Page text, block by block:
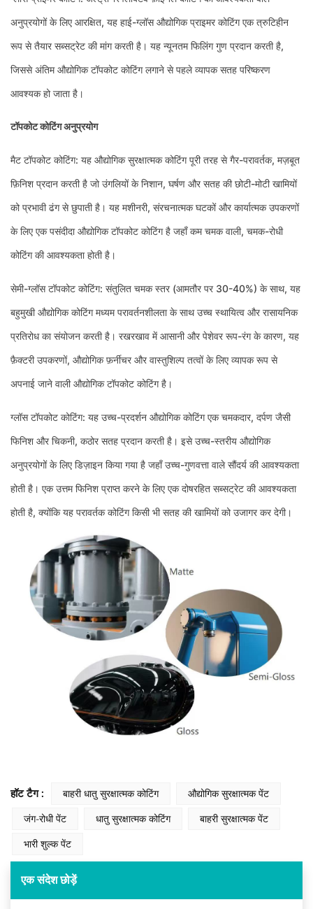
अनुप्रयोगों के लिए आरक्षित, यह हाई-ग्लॉस औद्योगिक प्राइमर कोटिंग एक त्रुटिहीन
रूप से तैयार सब्सट्रेट की मांग करती है। यह न्यूनतम फिलिंग गुण प्रदान करती है,
जिससे अंतिम औद्योगिक टॉपकोट कोटिंग लगाने से पहले व्यापक सतह परिष्करण
आवश्यक हो जाता है।
टॉपकोट कोटिंग अनुप्रयोग
मैट टॉपकोट कोटिंग: यह औद्योगिक सुरक्षात्मक कोटिंग पूरी तरह से गैर-परावर्तक, मज़बूत
फ़िनिश प्रदान करती है जो उंगलियों के निशान, घर्षण और सतह की छोटी-मोटी खामियों
को प्रभावी ढंग से छुपाती है। यह मशीनरी, संरचनात्मक घटकों और कार्यात्मक उपकरणों
के लिए एक पसंदीदा औद्योगिक टॉपकोट कोटिंग है जहाँ कम चमक वाली, चमक-रोधी
कोटिंग की आवश्यकता होती है।
सेमी-ग्लॉस टॉपकोट कोटिंग: संतुलित चमक स्तर (आमतौर पर 30-40%) के साथ, यह
बहुमुखी औद्योगिक कोटिंग मध्यम परावर्तनशीलता के साथ उच्च स्थायित्व और रासायनिक
प्रतिरोध का संयोजन करती है। रखरखाव में आसानी और पेशेवर रूप-रंग के कारण, यह
फ़ैक्टरी उपकरणों, औद्योगिक फ़र्नीचर और वास्तुशिल्प तत्वों के लिए व्यापक रूप से
अपनाई जाने वाली औद्योगिक टॉपकोट कोटिंग है।
ग्लॉस टॉपकोट कोटिंग: यह उच्च-प्रदर्शन औद्योगिक कोटिंग एक चमकदार, दर्पण जैसी
फिनिश और चिकनी, कठोर सतह प्रदान करती है। इसे उच्च-स्तरीय औद्योगिक
अनुप्रयोगों के लिए डिज़ाइन किया गया है जहाँ उच्च-गुणवत्ता वाले सौंदर्य की आवश्यकता
होती है। एक उत्तम फिनिश प्राप्त करने के लिए एक दोषरहित सब्सट्रेट की आवश्यकता
होती है, क्योंकि यह परावर्तक कोटिंग किसी भी सतह की खामियों को उजागर कर देगी।
हॉट टैग : बाहरी धातु सुरक्षात्मक कोटिंग
औद्योगिक सुरक्षात्मक पेंट
जंग-रोधी पेंट
धातु सुरक्षात्मक कोटिंग
बाहरी सुरक्षात्मक पेंट
भारी शुल्क पेंट
एक संदेश छोड़ें